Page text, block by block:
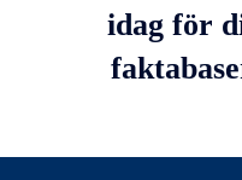
idag för